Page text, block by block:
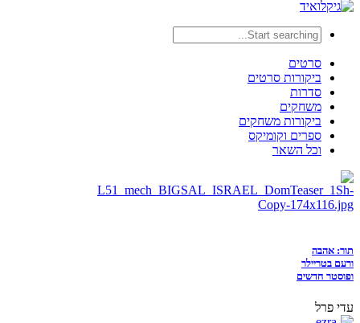
סרטים
ביקורות סרטים
סדרות
משחקים
ביקורות משחקים
ספרים וקומיקס
וכל השאר
תור: אהבה
ורעם בטריילר
ופוסטר חדשים
עדי פרל